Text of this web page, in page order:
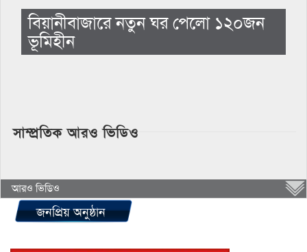
বিয়ানীবাজারে নতুন ঘর পেলো ১২০জন
ভূমিহীন
সাম্প্রতিক আরও ভিডিও
আরও ভিডিও
জনপ্রিয় অনুষ্ঠান